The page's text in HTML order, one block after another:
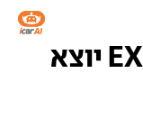
מול הגרמנים: וולוו EX60 יוצא